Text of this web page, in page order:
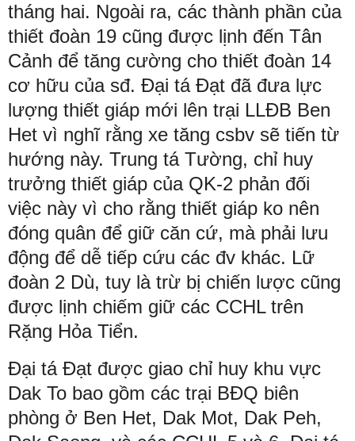
tháng hai. Ngoài ra, các thành phần của
thiết đoàn 19 cũng được lịnh đến Tân
Cảnh để tăng cường cho thiết đoàn 14
cơ hữu của sđ. Đại tá Đạt đã đưa lực
lượng thiết giáp mới lên trại LLĐB Ben
Het vì nghĩ rằng xe tăng csbv sẽ tiến từ
hướng này. Trung tá Tường, chỉ huy
trưởng thiết giáp của QK-2 phản đối
việc này vì cho rằng thiết giáp ko nên
đóng quân để giữ căn cứ, mà phải lưu
động để dễ tiếp cứu các đv khác. Lữ
đoàn 2 Dù, tuy là trừ bị chiến lược cũng
được lịnh chiếm giữ các CCHL trên
Rặng Hỏa Tiển.
Đại tá Đạt được giao chỉ huy khu vực
Dak To bao gồm các trại BĐQ biên
phòng ở Ben Het, Dak Mot, Dak Peh,